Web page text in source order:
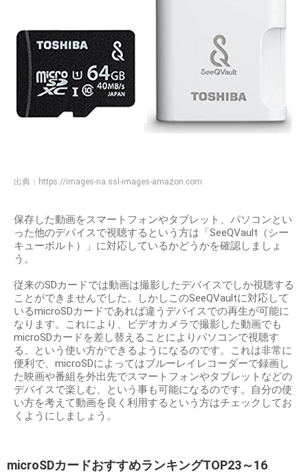
出典： https://images-na.ssl-images-amazon.com
保存した動画をスマートフォンやタブレット、パソコンとい
った他のデバイスで視聴するという方は「SeeQVault（シー
キューボルト）」に対応しているかどうかを確認しましょ
う。
従来のSDカードでは動画は撮影したデバイスでしか視聴する
ことができませんでした。しかしこのSeeQVaultに対応して
いるmicroSDカードであれば違うデバイスでの再生が可能に
なります。これにより、ビデオカメラで撮影した動画でも
microSDカードを差し替えることによりパソコンで視聴す
る、という使い方ができるようになるのです。これは非常に
便利で、microSDによってはブルーレイレコーダーで録画し
た映画や番組を外出先でスマートフォンやタブレットなどの
デバイスで楽しむ、という事も可能になるのです。自分の使
い方を考えて動画を良く利用するという方はチェックしてお
くようにしましょう。
microSDカードおすすめランキングTOP23～16